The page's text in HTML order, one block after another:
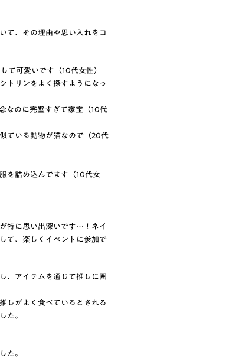
て、その理由や思い入れをコ
て可愛いです（10代女性）
トリンをよく探すようになっ
なのに完璧すぎて家宝（10代
ている動物が猫なので（20代
を詰め込んでます（10代女
特に思い出深いです…！ネイ
て、楽しくイベントに参加で
、アイテムを通じて推しに囲
しがよく食べているとされる
た。
た。